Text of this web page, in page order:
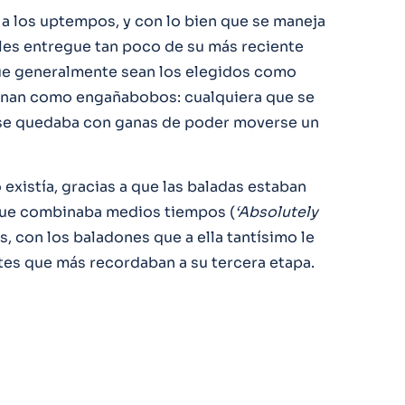
los uptempos, y con lo bien que se maneja
entregue tan poco de su más reciente
generalmente sean los elegidos como
como engañabobos: cualquiera que se
quedaba con ganas de poder moverse un
gracias a que las baladas estaban
combinaba medios tiempos (‘Absolutely
con los baladones que a ella tantísimo le
que más recordaban a su tercera etapa.